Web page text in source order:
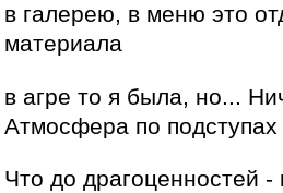
в галерею, в меню это
материала
в агре то я была, но...
Атмосфера по подступах
Что до драгоценностей -